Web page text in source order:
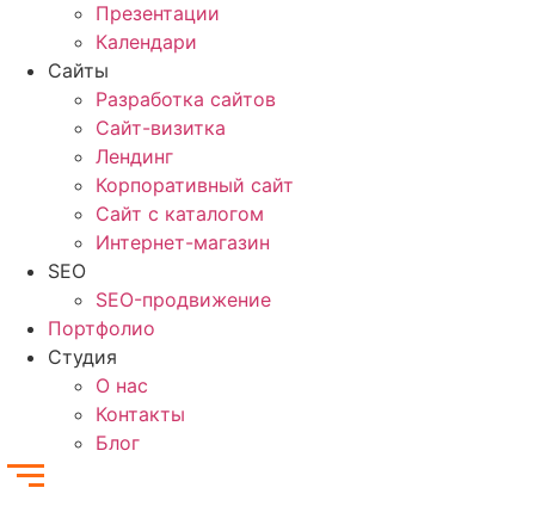
Презентации
Календари
Сайты
Разработка сайтов
Cайт-визитка
Лендинг
Корпоративный сайт
Сайт с каталогом
Интернет-магазин
SEO
SEO-продвижение
Портфолио
Студия
О нас
Контакты
Блог